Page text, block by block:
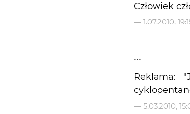
Człowiek
— 1.07.2010,
...
Reklama:
— 5.03.2010,